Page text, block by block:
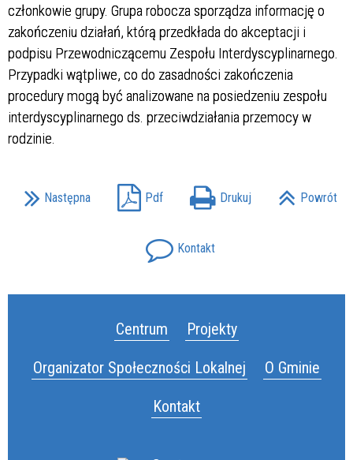
członkowie grupy. Grupa robocza sporządza informację o
zakończeniu działań, którą przedkłada do akceptacji i
podpisu Przewodniczącemu Zespołu Interdyscyplinarnego.
Przypadki wątpliwe, co do zasadności zakończenia
procedury mogą być analizowane na posiedzeniu zespołu
interdyscyplinarnego ds. przeciwdziałania przemocy w
rodzinie.
Następna Pdf Drukuj Powrót
Kontakt
Centrum Projekty
Organizator Społeczności Lokalnej O Gminie
Kontakt